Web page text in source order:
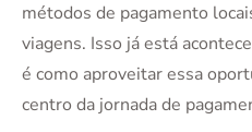
métodos de pagamento
viagens. Isso já está
é como aproveitar essa
centro da jornada de